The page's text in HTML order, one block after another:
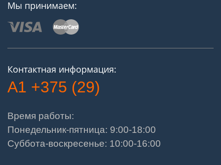
Мы принимаем:
Контактная информация:
A1 +375 (29)
Время работы:
Понедельник-пятница: 9:00-18:00
Суббота-воскресенье: 10:00-16:00